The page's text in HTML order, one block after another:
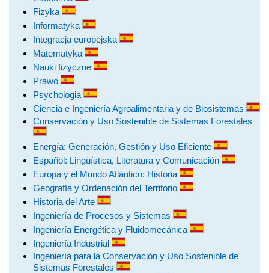
Fizyka
Informatyka
Integracja europejska
Matematyka
Nauki fizyczne
Prawo
Psychologia
Ciencia e Ingeniería Agroalimentaria y de Biosistemas
Conservación y Uso Sostenible de Sistemas Forestales
Energía: Generación, Gestión y Uso Eficiente
Español: Lingüística, Literatura y Comunicación
Europa y el Mundo Atlántico: Historia
Geografía y Ordenación del Territorio
Historia del Arte
Ingeniería de Procesos y Sistemas
Ingeniería Energética y Fluidomecánica
Ingeniería Industrial
Ingeniería para la Conservación y Uso Sostenible de
Sistemas Forestales